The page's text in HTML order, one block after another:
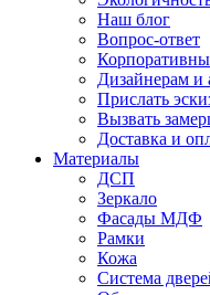
Наш блог
Вопрос-ответ
Дизайнерам и
Прислать
Вызвать
Доставка и
Материалы
ДСП
Зеркало
Фасады МДФ
Рамки
Кожа
Система